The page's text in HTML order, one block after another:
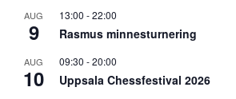
AUG
9
13:00 -22:00
Rasmus minnesturnering
AUG
10
09:30 -20:00
Uppsala Chessfestival 2026